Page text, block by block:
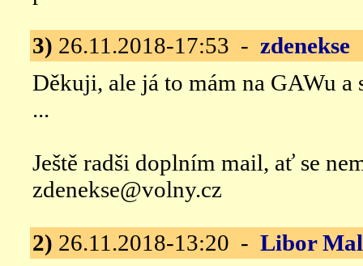
3) 26.11.2018-17:53 - zdenekse
Děkuji, ale já to mám na GAWu a
...
Ještě radši doplním mail, ať se
zdenekse@volny.cz
2) 26.11.2018-13:20 - Libor